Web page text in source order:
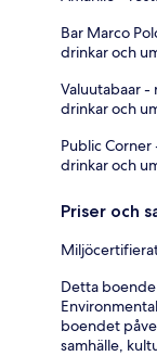
Bar Marco
drinkar och
Valuutabaar -
drinkar och
Public
drinkar och
Priser och
Detta
boendet
samhälle,